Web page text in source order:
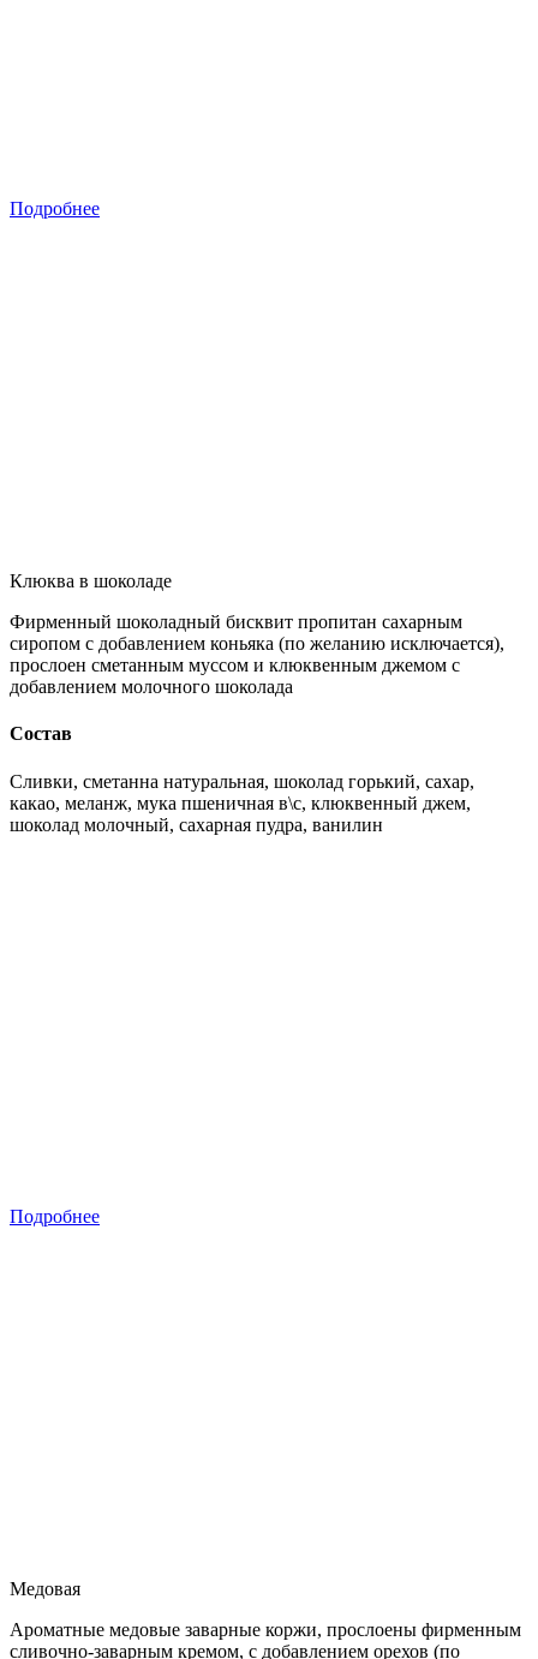
Подробнее
Клюква в шоколаде
Фирменный шоколадный бисквит пропитан сахарным
сиропом с добавлением коньяка (по желанию исключается),
прослоен сметанным муссом и клюквенным джемом с
добавлением молочного шоколада
Состав
Сливки, сметанна натуральная, шоколад горький, сахар,
какао, меланж, мука пшеничная в\с, клюквенный джем,
шоколад молочный, сахарная пудра, ванилин
Подробнее
Медовая
Ароматные медовые заварные коржи, прослоены фирменным
сливочно-заварным кремом, с добавлением орехов (по